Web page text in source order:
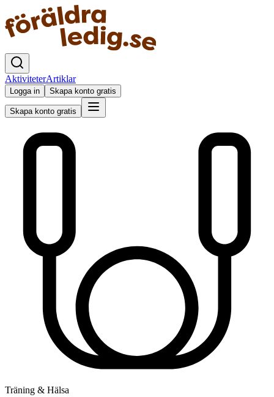
AktiviteterArtiklar
Logga in Skapa konto gratis
Skapa konto gratis
Träning & Hälsa